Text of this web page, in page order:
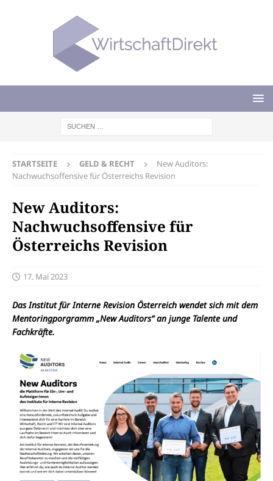
STARTSEITE GELD & RECHT
New Auditors:
Nachwuchsoffensive für Österreichs Revision
New Auditors:
Nachwuchsoffensive für
Österreichs Revision
17. Mai 2023
Das Institut für Interne Revision Österreich wendet sich mit dem
Mentoringporgramm „New Auditors“ an junge Talente und
Fachkräfte.